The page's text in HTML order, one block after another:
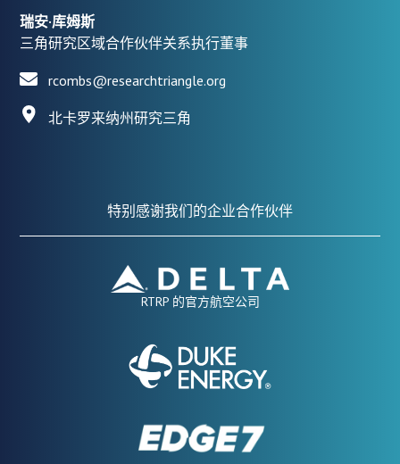
瑞安·库姆斯
三角研究区域合作伙伴关系执行董事
rcombs@researchtriangle.org
北卡罗来纳州研究三角
特别感谢我们的企业合作伙伴
RTRP 的官方航空公司